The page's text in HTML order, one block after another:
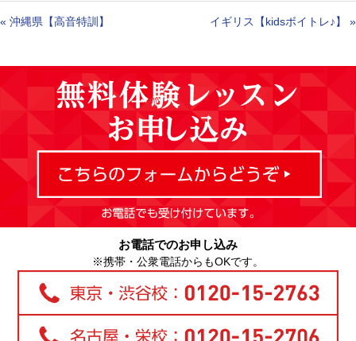
« 沖縄県【高音特訓】 イギリス【kidsボイトレ♪】 »
お電話でのお申し込み
※携帯・公衆電話からもOKです。